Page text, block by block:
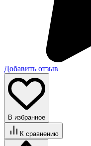
Добавить отзыв
В избранное
К сравнению